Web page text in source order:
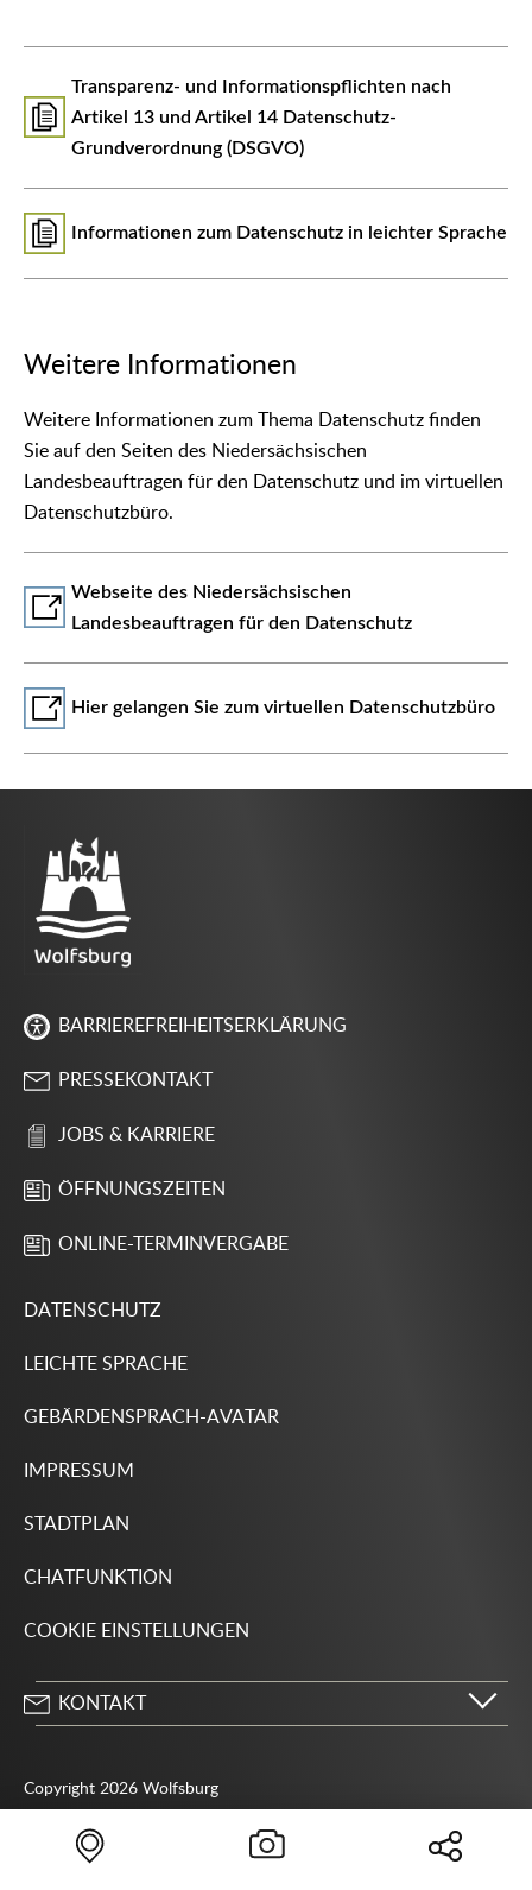
Transparenz- und Informationspflichten nach
Artikel 13 und Artikel 14 Datenschutz-
Grundverordnung (DSGVO)
Informationen zum Datenschutz in leichter Sprache
Weitere Informationen
Weitere Informationen zum Thema Datenschutz finden
Sie auf den Seiten des Niedersächsischen
Landesbeauftragen für den Datenschutz und im virtuellen
Datenschutzbüro.
Webseite des Niedersächsischen
Landesbeauftragen für den Datenschutz
Hier gelangen Sie zum virtuellen Datenschutzbüro
BARRIEREFREIHEITSERKLÄRUNG
PRESSEKONTAKT
JOBS & KARRIERE
ÖFFNUNGSZEITEN
ONLINE-TERMINVERGABE
DATENSCHUTZ
LEICHTE SPRACHE
GEBÄRDENSPRACH-AVATAR
IMPRESSUM
STADTPLAN
CHATFUNKTION
COOKIE EINSTELLUNGEN
KONTAKT
38440 Wolfsburg
05361 28-1234
Copyright 2026 Wolfsburg